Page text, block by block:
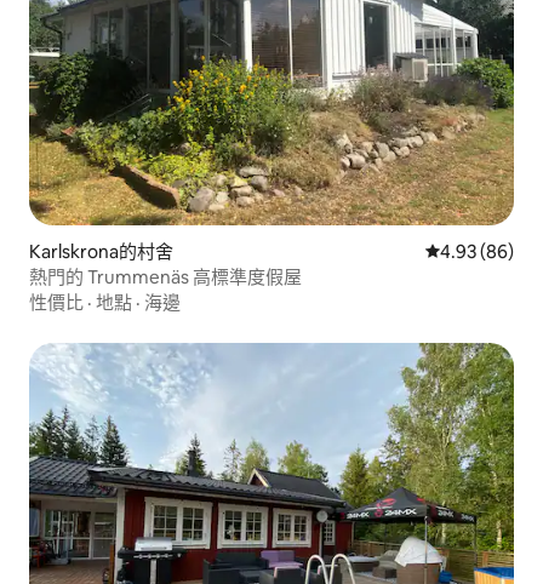
Karlskrona的村舍 從 86 則評價
4.93 (86)
熱門的 Trummenäs 高標準度假屋
性價比 · 地點 · 海邊